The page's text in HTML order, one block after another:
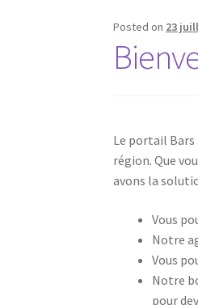
Posted on 23
Le portail Bars
région. Que
avons la
Vous
Notre
Vous
Notre
pour